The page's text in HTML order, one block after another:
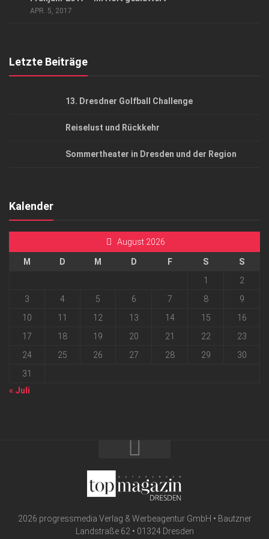
APR. 5, 2017
Letzte Beiträge
13. Dresdner Golfball Challenge
Reiselust und Rückkehr
Sommertheater in Dresden und der Region
Kalender
August 2026
M D M D F S
S
1
2
3
4 5 6 7 8
9
10
11 12 13 14 15
16
17
18 19 20 21 22
23
24
25 26 27 28 29
30
31
« Juli
2026 progressmedia Verlag & Werbeagentur GmbH • Bautzner
Landstraße 62 • 01324 Dresden